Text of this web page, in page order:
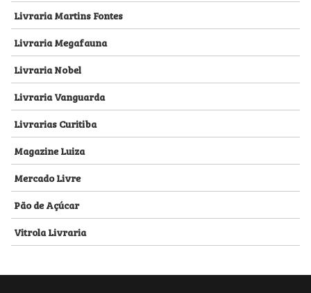
Livraria Martins Fontes
Livraria Megafauna
Livraria Nobel
Livraria Vanguarda
Livrarias Curitiba
Magazine Luiza
Mercado Livre
Pão de Açúcar
Vitrola Livraria